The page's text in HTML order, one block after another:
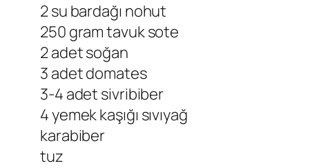
2 su bardağı nohut
250 gram tavuk sote
2 adet soğan
3 adet domates
3-4 adet sivribiber
4 yemek kaşığı sıvıyağ
karabiber
tuz